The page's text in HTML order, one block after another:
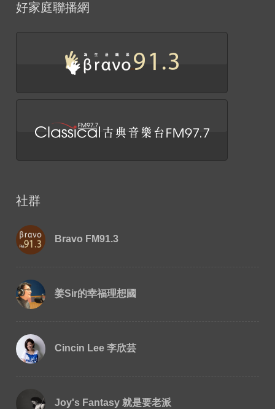
好家庭聯播網
社群
Bravo FM91.3
姜Sir的幸福理想國
Cincin Lee 李欣芸
Joy's Fantasy 就是要老派